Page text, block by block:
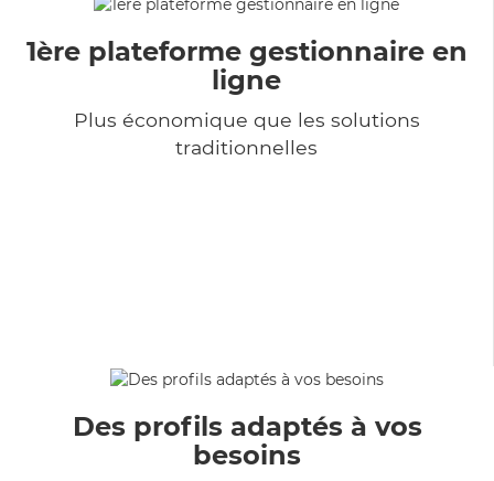
1ère plateforme gestionnaire en
ligne
Plus économique que les solutions
traditionnelles
Des profils adaptés à vos
besoins